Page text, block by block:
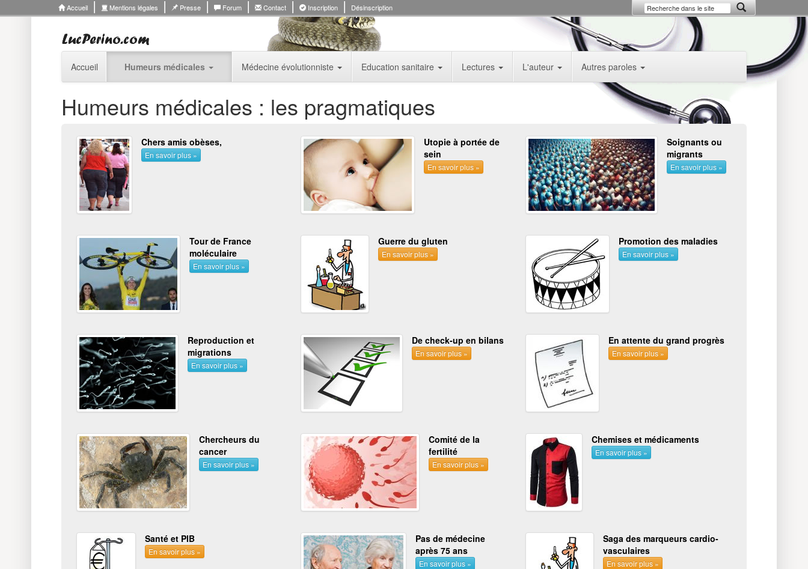
Accueil Mentions légales Presse Forum Contact Inscription Désinscription
Accueil Humeurs médicales Médecine évolutionniste Education sanitaire Lectures L'auteur Autres paroles
Humeurs médicales : les pragmatiques
Chers amis obèses,
En savoir plus »
Utopie à portée de
sein
En savoir plus »
Soignants ou
migrants
En savoir plus »
Tour de France
moléculaire
En savoir plus »
Guerre du gluten
En savoir plus »
Promotion des maladies
En savoir plus »
Reproduction et
migrations
En savoir plus »
De check-up en bilans
En savoir plus »
En attente du grand progrès
En savoir plus »
Chercheurs du
cancer
En savoir plus »
Comité de la
fertilité
En savoir plus »
Chemises et médicaments
En savoir plus »
Santé et PIB
En savoir plus »
Pas de médecine
après 75 ans
En savoir plus »
Saga des marqueurs cardio-
vasculaires
En savoir plus »